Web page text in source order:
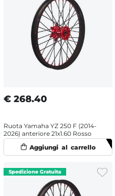
€ 268.40
Ruota Yamaha YZ 250 F (2014-
2026) anteriore 21x1.60 Rosso